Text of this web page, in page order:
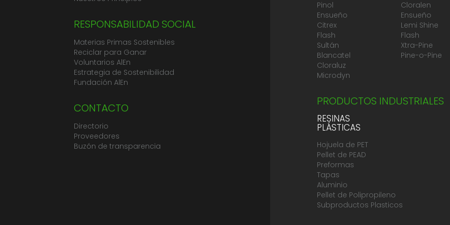
RESPONSABILIDAD SOCIAL
Materias Primas Sostenibles
Reciclar para Ganar
Voluntarios AlEn
Estrategia de Sostenibilidad
Fundación AlEn
CONTACTO
Directorio
Proveedores
Buzón de transparencia
Pinol
Ensueño
Citrex
Flash
Sultán
Blancatel
Cloraluz
Microdyn
Cloralen
Ensueño
Lemi Shine
Flash
Xtra-Pine
Pine-o-Pine
PRODUCTOS INDUSTRIALES
RESINAS
PLÁSTICAS
Hojuela de PET
Pellet de PEAD
Preformas
Tapas
Aluminio
Pellet de Polipropileno
Subproductos Plasticos